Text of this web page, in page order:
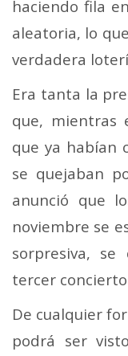
haciendo fila
aleatoria, lo
verdadera
Era tanta la
que, mientras
que ya habían
se quejaban
anunció que
noviembre se
sorpresiva,
tercer
De cualquier
podrá ser